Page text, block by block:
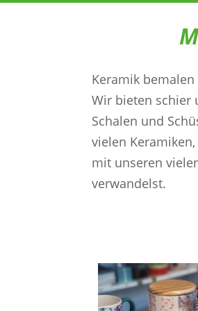
Keramik
Wir bieten schier
Schalen und
vielen
mit unseren
verwandelst.